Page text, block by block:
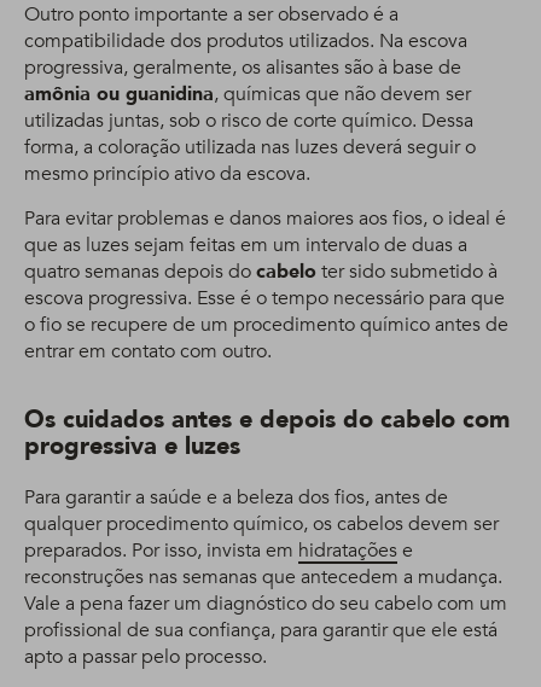
Outro ponto importante a ser observado é a
compatibilidade dos produtos utilizados. Na escova
progressiva, geralmente, os alisantes são à base de
amônia ou guanidina, químicas que não devem ser
utilizadas juntas, sob o risco de corte químico. Dessa
forma, a coloração utilizada nas luzes deverá seguir o
mesmo princípio ativo da escova.
Para evitar problemas e danos maiores aos fios, o ideal é
que as luzes sejam feitas em um intervalo de duas a
quatro semanas depois docabelo ter sido submetido à
escova progressiva. Esse é o tempo necessário para que
o fio se recupere de um procedimento químico antes de
entrar em contato com outro.
Os cuidados antes e depois do cabelo com
progressiva e luzes
Para garantir a saúde e a beleza dos fios, antes de
qualquer procedimento químico, os cabelos devem ser
preparados. Por isso, invista em hidrataçõese
reconstruções nas semanas que antecedem a mudança.
Vale a pena fazer um diagnóstico do seu cabelo com um
profissional de sua confiança, para garantir que ele está
apto a passar pelo processo.